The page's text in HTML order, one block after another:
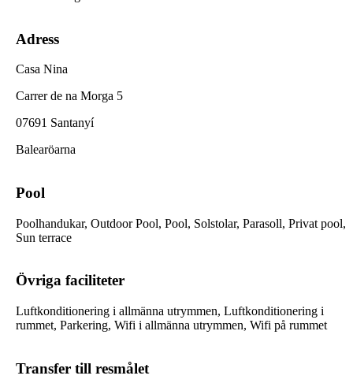
Adress
Casa Nina
Carrer de na Morga 5
07691 Santanyí
Balearöarna
Pool
Poolhandukar, Outdoor Pool, Pool, Solstolar, Parasoll, Privat pool,
Sun terrace
Övriga faciliteter
Luftkonditionering i allmänna utrymmen, Luftkonditionering i
rummet, Parkering, Wifi i allmänna utrymmen, Wifi på rummet
Transfer till resmålet